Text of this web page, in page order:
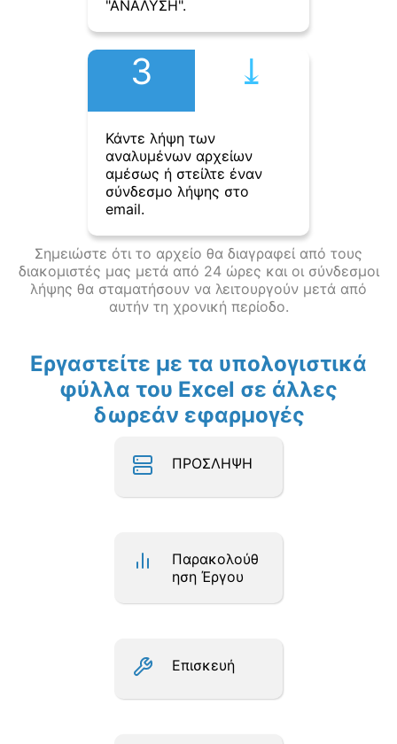
"ΑΝΑΛΥΣΗ".
3 ⤓︎
Κάντε λήψη των
αναλυμένων αρχείων
αμέσως ή στείλτε έναν
σύνδεσμο λήψης στο
email.
Σημειώστε ότι το αρχείο θα διαγραφεί από τους
διακομιστές μας μετά από 24 ώρες και οι σύνδεσμοι
λήψης θα σταματήσουν να λειτουργούν μετά από
αυτήν τη χρονική περίοδο.
Εργαστείτε με τα υπολογιστικά
φύλλα του Excel σε άλλες
δωρεάν εφαρμογές
ΠΡΟΣΛΗΨΗ
Παρακολούθ
ηση Έργου
Επισκευή